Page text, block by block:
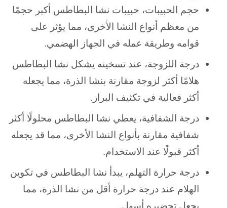
حجم الحبيبات، حبيبات نشا البطاطس أكبر حجمًا
من معظم أنواع
النشا الأخرى، مما يؤثر على
قوامه وطريقة عمله في الجهاز الهضمي.
درجة اللزوجة، عند تسخينه يشكل نشا البطاطس
هلامًا أكثر لزوجة مقارنة بنشا الذرة، مما يجعله
أكثر فعالية في تكثيف البراز.
درجة الشفافية، يعطي نشا البطاطس محلولًا أكثر
شفافية مقارنة بأنواع النشا الأخرى، مما قد يجعله
أكثر قبولًا عند الاستخدام.
درجة حرارة التهلم، يبدأ نشا البطاطس في تكوين
الهلام عند درجة حرارة أقل من نشا الذرة، مما
يجعل تحضيره أسهل.